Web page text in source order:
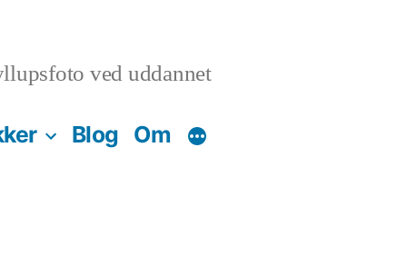
ved uddannet
Blog Om